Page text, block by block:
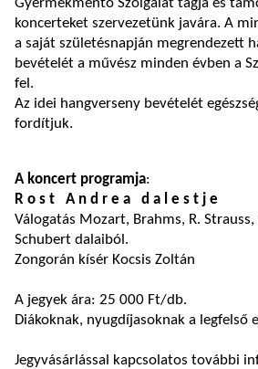
Gyermekmentő Szolgálat tagja és
koncerteket szervezetünk javára. A
a saját születésnapján megrendezett
bevételét a művész minden évben a
fel.
Az idei hangverseny bevételét
fordítjuk.
A koncert programja:
R o s t A n d r e a d a l e s t j e
Válogatás Mozart, Brahms, R.
Schubert dalaiból.
Zongorán kísér Kocsis Zoltán
A jegyek ára: 25 000 Ft/db.
Diákoknak, nyugdíjasoknak a legfelső
Jegyvásárlással kapcsolatos további